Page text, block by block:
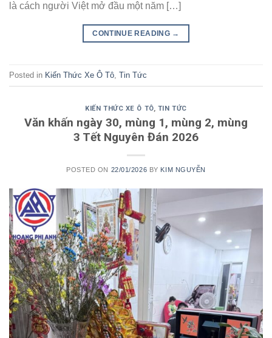
là cách người Việt mở đầu một năm […]
CONTINUE READING →
Posted in Kiến Thức Xe Ô Tô Tin Tức
KIẾN THỨC XE Ô TÔ, TIN TỨC
Văn khấn ngày 30, mùng 1, mùng 2, mùng
3 Tết Nguyên Đán 2026
POSTED ON 22/01/2026 BY KIM NGUYỄN